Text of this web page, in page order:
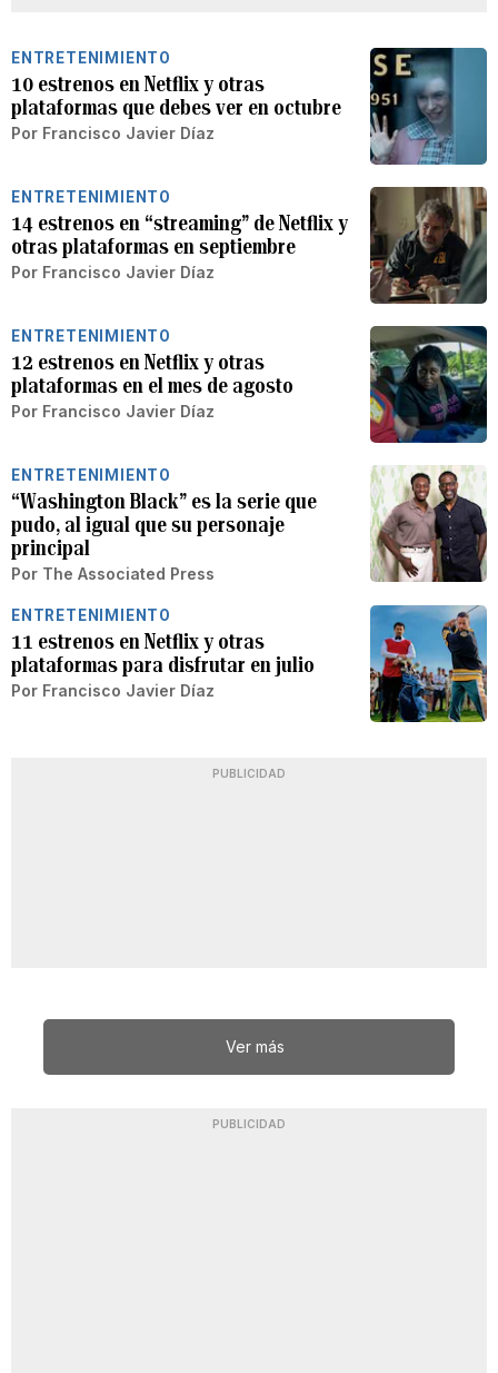
ENTRETENIMIENTO
10 estrenos en Netflix y otras
plataformas que debes ver en octubre
Por Francisco Javier Díaz
ENTRETENIMIENTO
14 estrenos en “streaming” de Netflix y
otras plataformas en septiembre
Por Francisco Javier Díaz
ENTRETENIMIENTO
12 estrenos en Netflix y otras
plataformas en el mes de agosto
Por Francisco Javier Díaz
ENTRETENIMIENTO
“Washington Black” es la serie que
pudo, al igual que su personaje
principal
Por The Associated Press
ENTRETENIMIENTO
11 estrenos en Netflix y otras
plataformas para disfrutar en julio
Por Francisco Javier Díaz
PUBLICIDAD
Ver más
PUBLICIDAD